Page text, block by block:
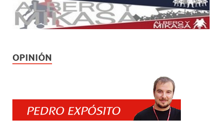
OPINIÓN